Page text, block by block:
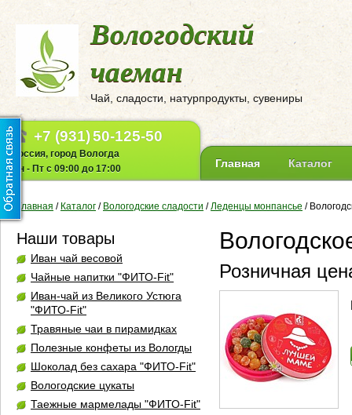
Вологодский
чаеман
Чай, сладости, натурпродукты, сувениры
+7 (931)50-125-50
Россия, город Вологда
Пн - Пт с 09:00 до 17:00
Главная Каталог
Главная / Каталог / Вологодские сладости / Леденцы монпансье /
Наши товары
Иван чай весовой
Чайные напитки "ФИТО-Fit"
Иван-чай из Великого Устюга
"ФИТО-Fit"
Травяные чаи в пирамидках
Полезные конфеты из Вологды
Шоколад без сахара "ФИТО-Fit"
Вологодские цукаты
Таежные мармелады "ФИТО-Fit"
Розничная